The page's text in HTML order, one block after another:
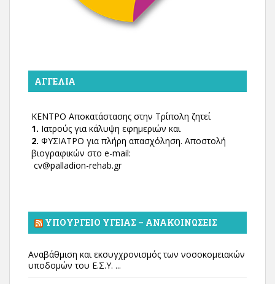
ΑΓΓΕΛΊΑ
ΚΕΝΤΡΟ Αποκατάστασης στην Τρίπολη ζητεί
1. Ιατρούς για κάλυψη εφημεριών και
2. ΦΥΣΙΑΤΡΟ για πλήρη απασχόληση. Αποστολή
βιογραφικών στο e-mail:
cv@palladion-rehab.gr
ΥΠΟΥΡΓΕΊΟ ΥΓΕΊΑΣ – ΑΝΑΚΟΙΝΏΣΕΙΣ
Αναβάθμιση και εκσυγχρονισμός των νοσοκομειακών
υποδομών του Ε.Σ.Υ. ...